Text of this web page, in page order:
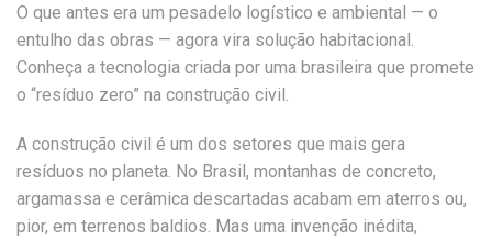
O que antes era um pesadelo logístico e ambiental — o
entulho das obras — agora vira solução habitacional.
Conheça a tecnologia criada por uma brasileira que promete
o “resíduo zero” na construção civil.
A construção civil é um dos setores que mais gera
resíduos no planeta. No Brasil, montanhas de concreto,
argamassa e cerâmica descartadas acabam em aterros ou,
pior, em terrenos baldios. Mas uma invenção inédita,